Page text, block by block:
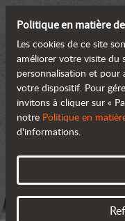
Politique en matière
Les cookies de ce site
améliorer votre visite du
personnalisation et pour
votre dispositif. Pour
invitons à cliquer sur «
notre Politique en
d'informations.